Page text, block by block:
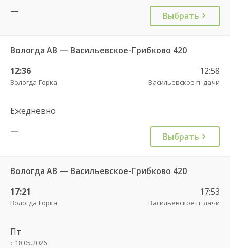
—
Выбрать
Вологда АВ — Васильевское-Грибково 420
12:36
Вологда Горка
12:58
Васильевское п. дачи
Ежедневно
—
Выбрать
Вологда АВ — Васильевское-Грибково 420
17:21
Вологда Горка
17:53
Васильевское п. дачи
Пт
с 18.05.2026